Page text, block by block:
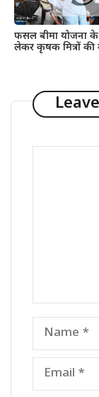
फसल बीमा योजना के
लेकर कृषक मित्रों
Name
Email